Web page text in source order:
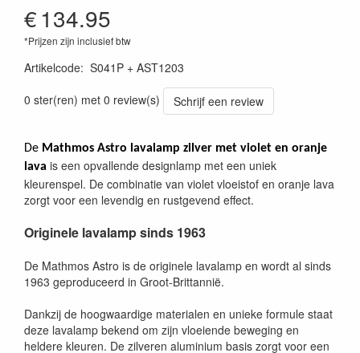
€134.95
*Prijzen zijn inclusief btw
Artikelcode: S041P + AST1203
0 ster(ren) met 0 review(s)
Schrijf een review
De Mathmos Astro lavalamp zilver met violet en oranje
lava is een opvallende designlamp met een uniek
kleurenspel. De combinatie van violet vloeistof en oranje lava
zorgt voor een levendig en rustgevend effect.
Originele lavalamp sinds 1963
De Mathmos Astro is de originele lavalamp en wordt al sinds
1963 geproduceerd in Groot-Brittannië.
Dankzij de hoogwaardige materialen en unieke formule staat
deze lavalamp bekend om zijn vloeiende beweging en
heldere kleuren. De zilveren aluminium basis zorgt voor een